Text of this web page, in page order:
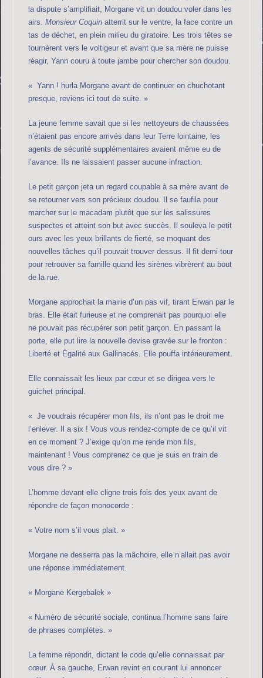
la dispute s’amplifiait, Morgane vit un doudou voler dans les
airs.Monsieur Coquin atterrit sur le ventre, la face contre un
tas de déchet, en plein milieu du giratoire. Les trois têtes se
tournèrent vers le voltigeur et avant que sa mère ne puisse
réagir, Yann couru à toute jambe pour chercher son doudou.
« Yann ! hurla Morgane avant de continuer en chuchotant
presque, reviens ici tout de suite. »
La jeune femme savait que si les nettoyeurs de chaussées
n’étaient pas encore arrivés dans leur Terre lointaine, les
agents de sécurité supplémentaires avaient même eu de
l’avance. Ils ne laissaient passer aucune infraction.
Le petit garçon jeta un regard coupable à sa mère avant de
se retourner vers son précieux doudou. Il se faufila pour
marcher sur le macadam plutôt que sur les salissures
suspectes et atteint son but avec succès. Il souleva le petit
ours avec les yeux brillants de fierté, se moquant des
nouvelles tâches qu’il pouvait trouver dessus. Il fit demi-tour
pour retrouver sa famille quand les sirènes vibrèrent au bout
de la rue.
Morgane approchait la mairie d’un pas vif, tirant Erwan par le
bras. Elle était furieuse et ne comprenait pas pourquoi elle
ne pouvait pas récupérer son petit garçon. En passant la
porte, elle put lire la nouvelle devise gravée sur le fronton :
Liberté et Égalité aux Gallinacés. Elle pouffa intérieurement.
Elle connaissait les lieux par cœur et se dirigea vers le
guichet principal.
« Je voudrais récupérer mon fils, ils n’ont pas le droit me
l’enlever. Il a six ! Vous vous rendez-compte de ce qu’il vit
en ce moment ? J’exige qu’on me rende mon fils,
maintenant ! Vous comprenez ce que je suis en train de
vous dire ? »
L’homme devant elle cligne trois fois des yeux avant de
répondre de façon monocorde :
« Votre nom s’il vous plait. »
Morgane ne desserra pas la mâchoire, elle n’allait pas avoir
une réponse immédiatement.
« Morgane Kergebalek »
« Numéro de sécurité sociale, continua l’homme sans faire
de phrases complètes. »
La femme répondit, dictant le code qu’elle connaissait par
cœur. À sa gauche, Erwan revint en courant lui annoncer